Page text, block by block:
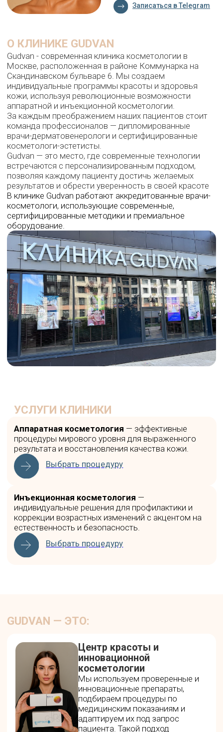
Аппаратная косметология— эффективные
процедуры мирового уровня для выраженного
Инъекционная косметология—
индивидуальные решения для профилактики и
коррекции возрастных изменений с акцентом на
естественность и безопасность.
Выбрать процедуру
Центр красоты и
инновационной
косметологии
Мы используем проверенные и
инновационные препараты,
подбираем процедуры по
медицинским показаниям и
адаптируем их под запрос
пациента. Такой подход
позволяет получать заметный и
гармоничный результат в
оптимальные сроки.
Самая «сильная» клиника
в Коммунарке по отзывам
пациентов
Наши пациенты часто пишут в
отзывах, что клиника Gudvan
покорила их современным
оборудованием премиум-класса,
глубокой экспертизой в
аппаратных методиках и
внимательным сервисом.
Читать отзывы
«Хорошее место»
от Яндекса
Наша клиника имеет награду
знак доверия: нас знают,
выбирают и ценят.
GUDVAN — ЭТО:
Мы используем современное премиальное
оборудование, одобренное мировым медицинским
сообществом, чтобы каждая процедура была не
только эффективной, но и безопасной для пациентов.
Всё оборудование в клинике проходит строгий отбор
и сертификацию, а его выбор всегда основан на
медицинских показаниях и индивидуальных задачах.
Наша цель — создавать условия, в которых каждый
пациент чувствует заботу, комфорт и уверенность в
SMAS-лифтинг на аппарате 4